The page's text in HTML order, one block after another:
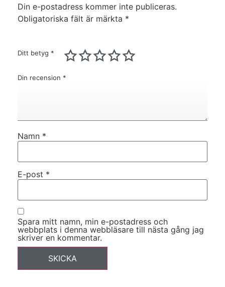
Din e-postadress kommer inte publiceras.
Obligatoriska fält är märkta *
Ditt betyg *
Din recension *
Namn *
E-post *
Spara mitt namn, min e-postadress och
webbplats i denna webbläsare till nästa gång jag
skriver en kommentar.